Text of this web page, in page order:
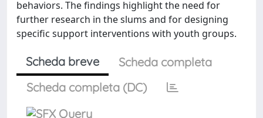
behaviors. The findings highlight the need for
further research in the slums and for designing
specific support interventions with youth groups.
Scheda breve
Scheda completa
Scheda completa (DC)